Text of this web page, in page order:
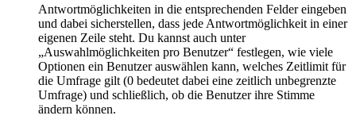
Antwortmöglichkeiten in die entsprechenden Felder eingeben
und dabei sicherstellen, dass jede Antwortmöglichkeit in einer
eigenen Zeile steht. Du kannst auch unter
„Auswahlmöglichkeiten pro Benutzer“ festlegen, wie viele
Optionen ein Benutzer auswählen kann, welches Zeitlimit für
die Umfrage gilt (0 bedeutet dabei eine zeitlich unbegrenzte
Umfrage) und schließlich, ob die Benutzer ihre Stimme
ändern können.